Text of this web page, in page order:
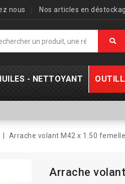
nous Nos articles en
- NETTOYANT
Arrache volant M42 x 1.50
Arrache